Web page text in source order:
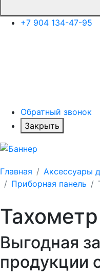
+7 904 134-47-95
Обратный звонок
Закрыть
Главная
Аксессуары
Приборная панель
Тахометр
Выгодная
продукции